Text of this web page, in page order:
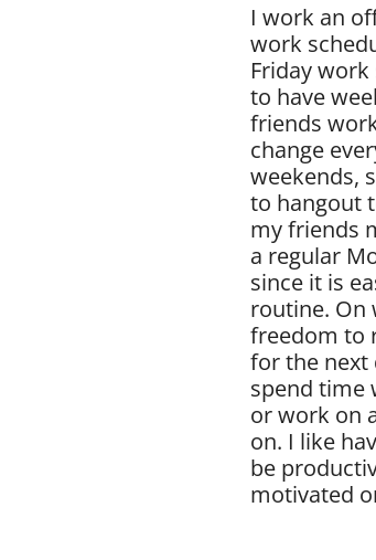
I work an
work
Friday
to have
friends
change
weekends,
to hangout
my friends
a regular
since it is
routine. On
freedom to
for the next
spend time
or work on
on. I like
be
motivated